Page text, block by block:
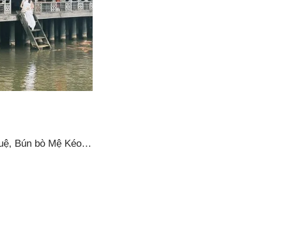
Bún bò Mệ Kéo…